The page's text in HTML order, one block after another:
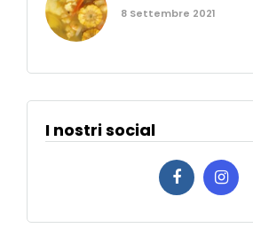
8 Settembre 2021
I nostri social